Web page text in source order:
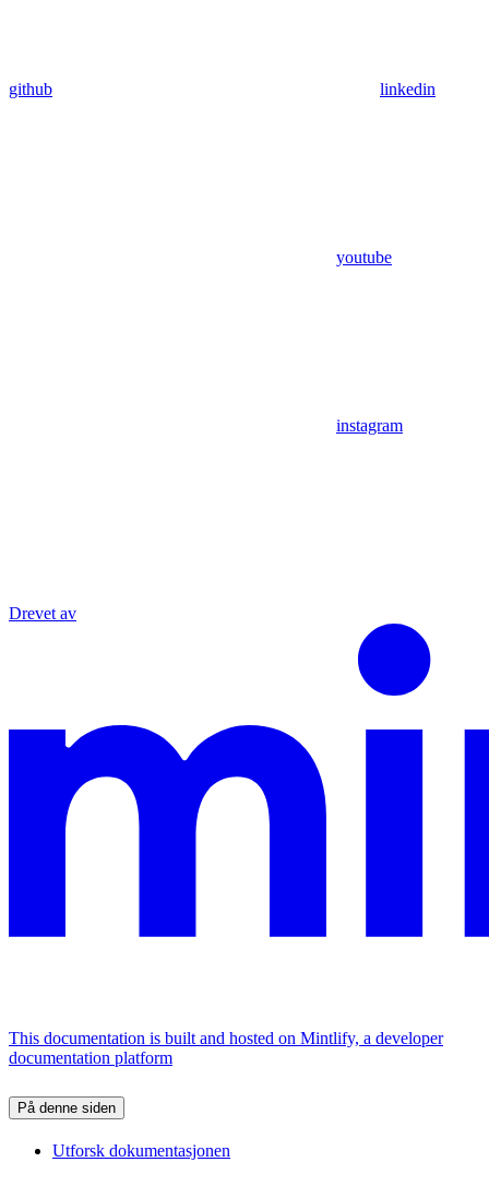
github linkedin
youtube
instagram
Drevet av
This documentation is built and hosted on Mintlify, a developer
documentation platform
På denne siden
Utforsk dokumentasjonen